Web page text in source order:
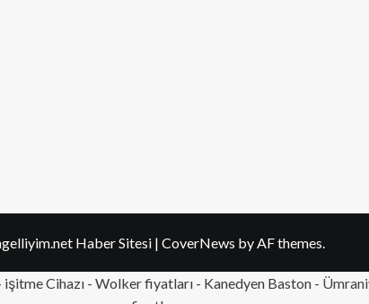
Haber Sitesi | CoverNews by AF themes.
işitme Cihazı - Wolker fiyatları - Kanedyen Baston -